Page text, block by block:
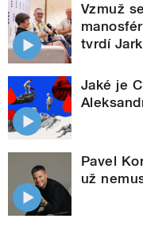
Vzmuž
tvrdí
Jaké je
Pavel
už